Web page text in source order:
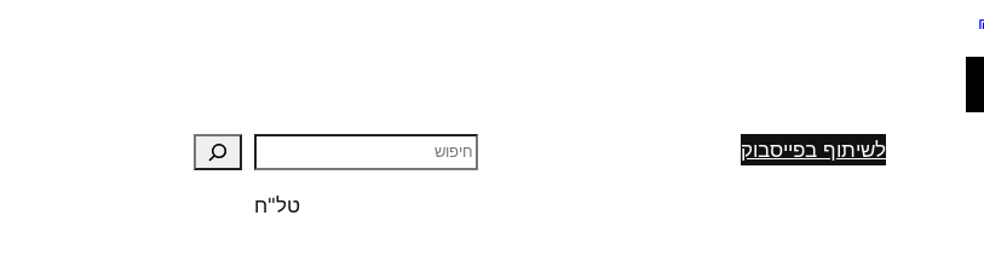
טווח
לשיתוף בפייסבוק
טל"ח